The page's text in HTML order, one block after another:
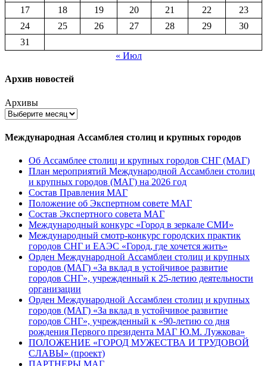
17
18 19 20 21 22
23
24
25 26 27 28 29
30
31
« Июл
Архив новостей
Архивы
Международная Ассамблея столиц и крупных городов
Об Ассамблее столиц и крупных городов СНГ (МАГ)
План мероприятий Международной Ассамблеи столиц
и крупных городов (МАГ) на 2026 год
Состав Правления МАГ
Положение об Экспертном совете МАГ
Состав Экспертного совета МАГ
Международный конкурс «Город в зеркале СМИ»
Международный смотр-конкурс городских практик
городов СНГ и ЕАЭС «Город, где хочется жить»
Орден Международной Ассамблеи столиц и крупных
городов (МАГ) «За вклад в устойчивое развитие
городов СНГ», учрежденный к 25-летию деятельности
организации
Орден Международной Ассамблеи столиц и крупных
городов (МАГ) «За вклад в устойчивое развитие
городов СНГ», учрежденный к «90-летию со дня
рождения Первого президента МАГ Ю.М. Лужкова»
ПОЛОЖЕНИЕ «ГОРОД МУЖЕСТВА И ТРУДОВОЙ
СЛАВЫ» (проект)